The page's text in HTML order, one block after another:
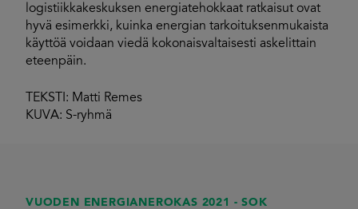
logistiikkakeskuksen energiatehokkaat ratkaisut ovat
hyvä esimerkki, kuinka energian tarkoituksenmukaista
käyttöä voidaan viedä kokonaisvaltaisesti askelittain
eteenpäin.
TEKSTI: Matti Remes
KUVA: S-ryhmä
VUODEN ENERGIANEROKAS 2021 - SOK